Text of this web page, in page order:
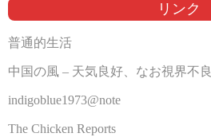
リンク
普通的生活
中国の風 – 天気良好、なお視界不良
indigoblue1973@note
The Chicken Reports